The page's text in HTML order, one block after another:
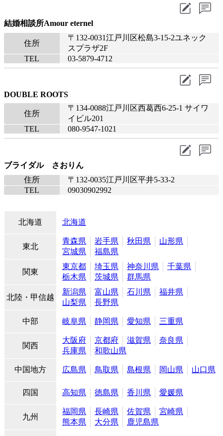
結婚相談所Amour eternel
住所
〒132-0031江戸川区松島3-15-2ユネック
スプラザ2F
TEL
03-5879-4712
DOUBLE ROOTS
住所
〒134-0088江戸川区西葛西6-25-1 サイワ
イビル201
TEL
080-9547-1021
ブライダル さおりん
住所
〒132-0035江戸川区平井5-33-2
TEL
09030902992
北海道 北海道
東北
青森県 岩手県 秋田県
山形県
宮城県
福島県
関東
東京都 埼玉県 神奈川県
千葉県
栃木県
茨城県 群馬県
北陸・甲信越
新潟県 富山県 石川県
福井県
山梨県
長野県
中部 岐阜県 静岡県 愛知県 三重県
関西
大阪府 京都府 滋賀県
奈良県
兵庫県
和歌山県
中国地方 広島県 鳥取県 島根県 岡山県 山口県
四国 高知県 徳島県 香川県 愛媛県
九州
福岡県 長崎県 佐賀県
宮崎県
熊本県
大分県 鹿児島県